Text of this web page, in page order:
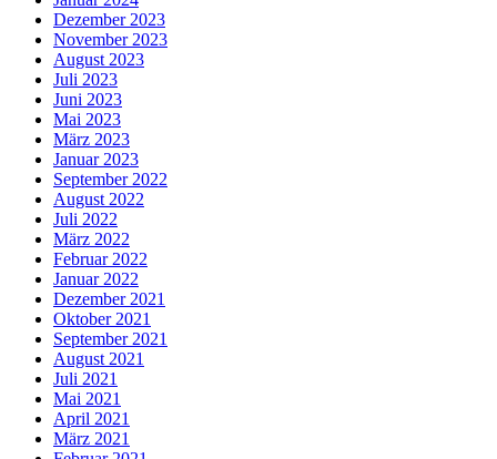
Dezember 2023
November 2023
August 2023
Juli 2023
Juni 2023
Mai 2023
März 2023
Januar 2023
September 2022
August 2022
Juli 2022
März 2022
Februar 2022
Januar 2022
Dezember 2021
Oktober 2021
September 2021
August 2021
Juli 2021
Mai 2021
April 2021
März 2021